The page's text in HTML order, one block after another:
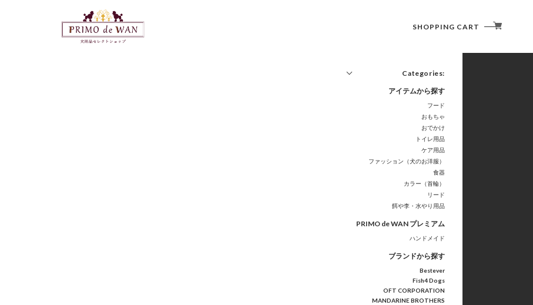
SHOPPING CART
Categories:
アイテムから探す
フード
おもちゃ
おでかけ
トイレ用品
ケア用品
ファッション（犬のお洋服）
食器
カラー（首輪）
リード
餌や李・水やり用品
PRIMO de WAN プレミアム
ハンドメイド
ブランドから探す
Bestever
Fish4 Dogs
OFT CORPORATION
MANDARINE BROTHERS